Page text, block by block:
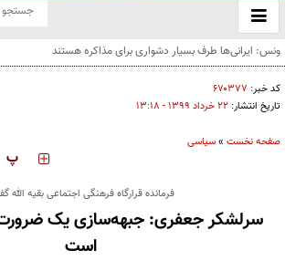
باز
و
رویترز: هشدار صریح ایران خطر شروع جنگ را متوقف کرد
کد خبر: ۶۷۰۳۷۷
تاریخ انتشار: ۲۲ خرداد ۱۳۹۹ - ۱۳:۱۸
صفحه نخست »سیاسی
‍‍‍ پ
فرمانده قرارگاه فرهنگی اجتماعی بقیه الله
سرلشکر جعفری: جبهه‌سازی یک
است